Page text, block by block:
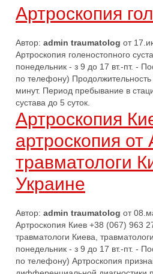
Артроскопия
Автор: admin traumatolog от
Артроскопия голеностопного
понедельник - з 9 до 17 вт.-пт. -
по телефону)
минут. Период пребывание в
сустава до 5 суток.
Артроскопия
артроскопия от
травматологи
Украине
Автор: admin traumatolog от
Артроскопия Киев +38 (067) 963
травматологи Киева,
понедельник - з 9 до 17 вт.-пт. -
по телефону) Артроскопия